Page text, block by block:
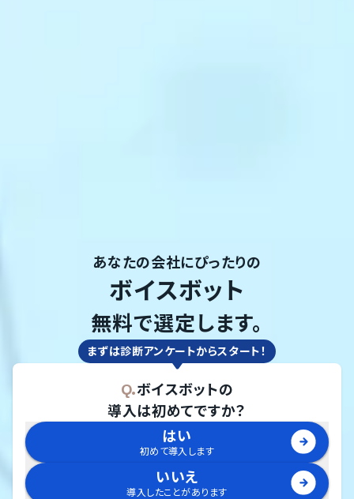
あなたの会社にぴったりの
ボイスボット
無料で選定します。
まずは診断アンケートからスタート！
Q.ボイスボットの
導入は初めてですか？
はい
初めて導入します
いいえ
導入したことがあります